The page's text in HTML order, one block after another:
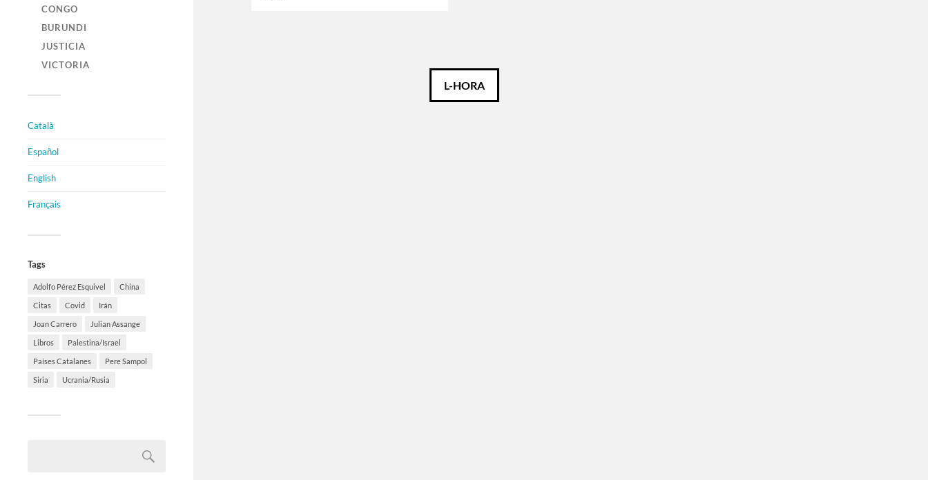
CONGO
BURUNDI
JUSTICIA
VICTORIA
Català
Español
English
Français
Tags
Adolfo Pérez Esquivel China
Citas Covid Irán
Joan Carrero Julian Assange
Libros Palestina/Israel
Países Catalanes Pere Sampol
Siria Ucrania/Rusia
L-HORA